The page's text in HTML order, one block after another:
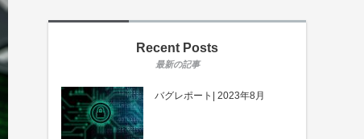
Recent Posts
バグレポート| 2023年8月